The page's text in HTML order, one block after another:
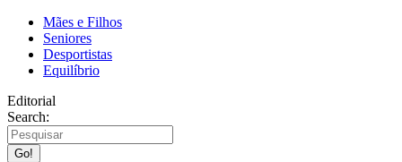
Mães e Filhos
Seniores
Desportistas
Equilíbrio
Editorial
Search: